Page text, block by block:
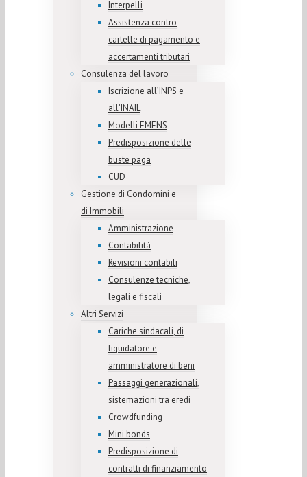
Interpelli
Assistenza contro
cartelle di pagamento e
accertamenti tributari
Consulenza del lavoro
Iscrizione all’INPS e
all’INAIL
Modelli EMENS
Predisposizione delle
buste paga
CUD
Gestione di Condomini e
di Immobili
Amministrazione
Contabilità
Revisioni contabili
Consulenze tecniche,
legali e fiscali
Altri Servizi
Cariche sindacali, di
liquidatore e
amministratore di beni
Passaggi generazionali,
sistemazioni tra eredi
Crowdfunding
Mini bonds
Predisposizione di
contratti di finanziamento